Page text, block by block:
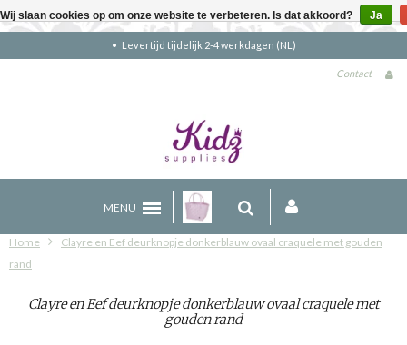
Gratis verzending boven €90 (NL)
Contact
MENU
Home
Clayre en Eef deurknopje donkerblauw ovaal craquele met gouden
rand
Clayre en Eef deurknopje donkerblauw ovaal craquele met
gouden rand
Wij slaan cookies op om onze website te verbeteren. Is dat akkoord? Ja